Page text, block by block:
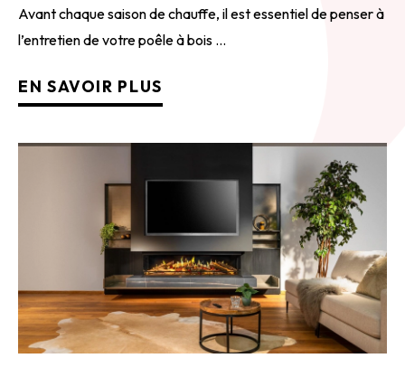
Avant chaque saison de chauffe, il est essentiel de penser à
l’entretien de votre poêle à bois ...
EN SAVOIR PLUS